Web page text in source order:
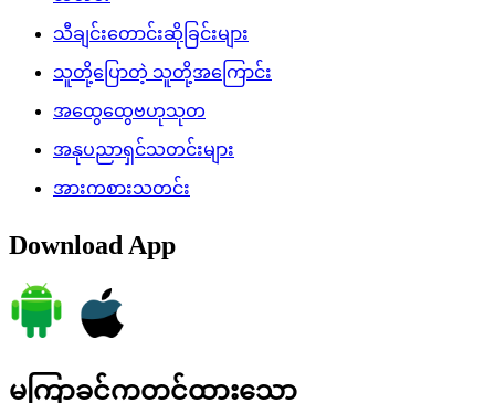
သီချင်းတောင်းဆိုခြင်းများ
သူတို့ပြောတဲ့ သူတို့အကြောင်း
အထွေထွေဗဟုသုတ
အနုပညာရှင်သတင်းများ
အားကစားသတင်း
Download App
မကြာခင်ကတင်ထားသော